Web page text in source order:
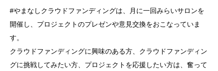
#やまなしクラウドファンディングは、月に一回みらいサロンを
開催し、プロジェクトのプレゼンや意見交換をおこなっていま
す。
クラウドファンディングに興味のある方、クラウドファンディン
グに挑戦してみたい方、プロジェクトを応援したい方は、奮って